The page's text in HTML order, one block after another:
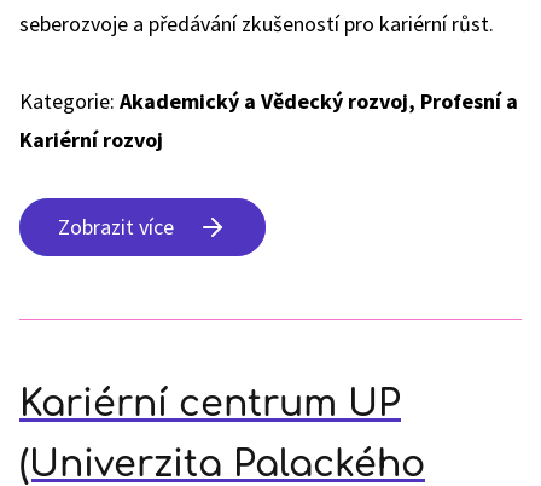
seberozvoje a předávání zkušeností pro kariérní růst.
Kategorie: Akademický a Vědecký rozvoj, Profesní a
Kariérní rozvoj
Zobrazit více
Kariérní centrum UP
(Univerzita Palackého